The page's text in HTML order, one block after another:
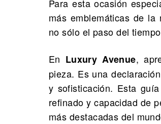
Para esta ocasión
más emblemáticas de
no sólo el paso del
En Luxury Avenue,
pieza. Es una
y sofisticación. Esta
refinado y capacidad de
más destacadas del